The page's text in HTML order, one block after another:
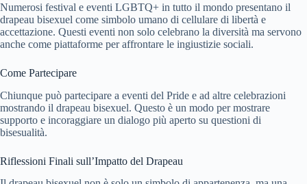
Numerosi festival e eventi LGBTQ+ in tutto il mondo presentano il
drapeau bisexuel come simbolo umano di cellulare di libertà e
accettazione. Questi eventi non solo celebrano la diversità ma servono
anche come piattaforme per affrontare le ingiustizie sociali.
Come Partecipare
Chiunque può partecipare a eventi del Pride e ad altre celebrazioni
mostrando il drapeau bisexuel. Questo è un modo per mostrare
supporto e incoraggiare un dialogo più aperto su questioni di
bisesualità.
Riflessioni Finali sull’Impatto del Drapeau